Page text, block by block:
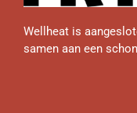
Wellheat is
samen aan een